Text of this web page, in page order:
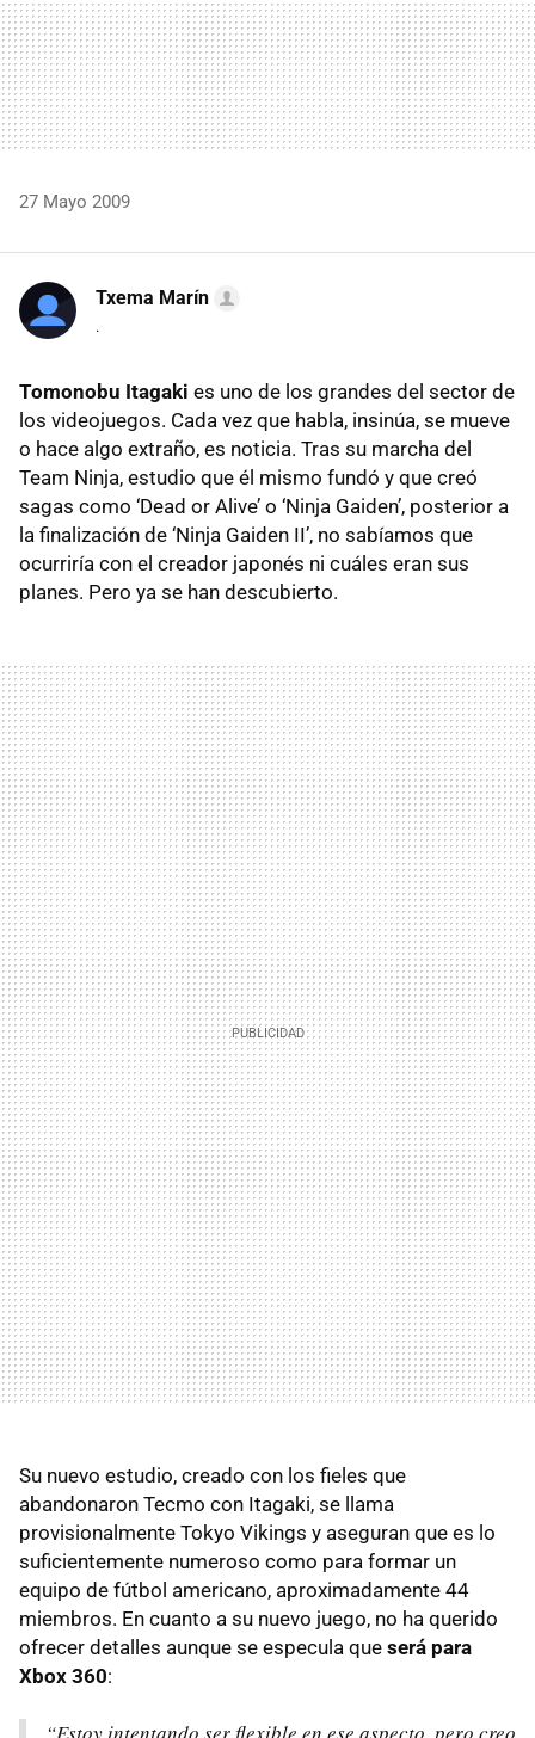
27 Mayo 2009
Txema Marín
.
Tomonobu Itagaki es uno de los grandes del sector de
los videojuegos. Cada vez que habla, insinúa, se mueve
o hace algo extraño, es noticia. Tras su marcha del
Team Ninja, estudio que él mismo fundó y que creó
sagas como ‘Dead or Alive’ o ‘Ninja Gaiden’, posterior a
la finalización de ‘Ninja Gaiden II’, no sabíamos que
ocurriría con el creador japonés ni cuáles eran sus
planes. Pero ya se han descubierto.
Su nuevo estudio, creado con los fieles que
abandonaron Tecmo con Itagaki, se llama
provisionalmente Tokyo Vikings y aseguran que es lo
suficientemente numeroso como para formar un
equipo de fútbol americano, aproximadamente 44
miembros. En cuanto a su nuevo juego, no ha querido
ofrecer detalles aunque se especula que será para
Xbox 360: